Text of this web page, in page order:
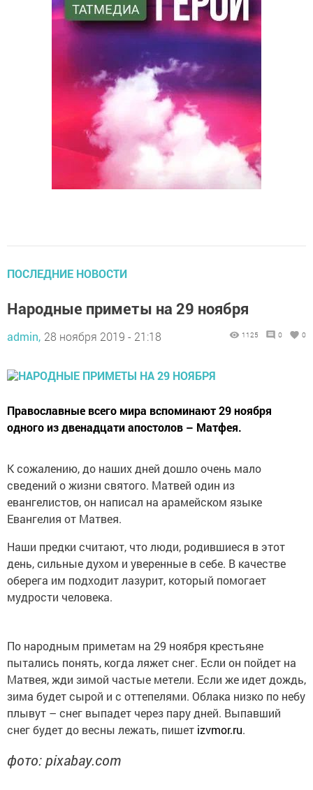
ПОСЛЕДНИЕ НОВОСТИ
Народные приметы на 29 ноября
admin, 28 ноября 2019 - 21:18 1125 0 0
Православные всего мира вспоминают 29 ноября
одного из двенадцати апостолов – Матфея.
К сожалению, до наших дней дошло очень мало
сведений о жизни святого. Матвей один из
евангелистов, он написал на арамейском языке
Евангелия от Матвея.
Наши предки считают, что люди, родившиеся в этот
день, сильные духом и уверенные в себе. В качестве
оберега им подходит лазурит, который помогает
мудрости человека.
По народным приметам на 29 ноября крестьяне
пытались понять, когда ляжет снег. Если он пойдет на
Матвея, жди зимой частые метели. Если же идет дождь,
зима будет сырой и с оттепелями. Облака низко по небу
плывут – снег выпадет через пару дней. Выпавший
снег будет до весны лежать, пишет izvmor.ru.
фото: pixabay.com